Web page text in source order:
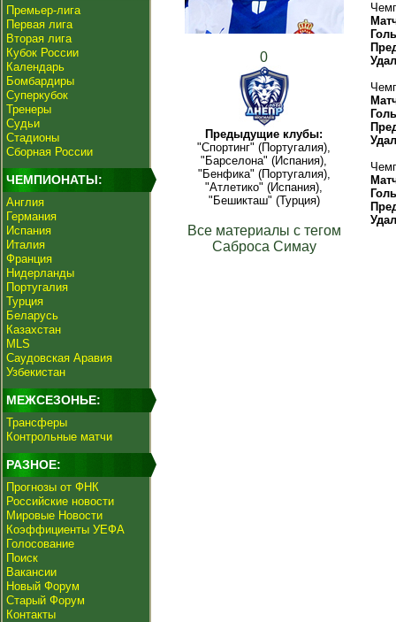
Премьер-лига
Первая лига
Вторая лига
Кубок России
Календарь
Бомбардиры
Суперкубок
Тренеры
Судьи
Стадионы
Сборная России
ЧЕМПИОНАТЫ:
Англия
Германия
Испания
Италия
Франция
Нидерланды
Португалия
Турция
Беларусь
Казахстан
MLS
Саудовская Аравия
Узбекистан
МЕЖСЕЗОНЬЕ:
Трансферы
Контрольные матчи
РАЗНОЕ:
Прогнозы от ФНК
Российские новости
Мировые Новости
Коэффициенты УЕФА
Голосование
Поиск
Вакансии
Новый Форум
Старый Форум
Контакты
0
Предыдущие клубы:
"Спортинг" (Португалия),
"Барселона" (Испания),
"Бенфика" (Португалия),
"Атлетико" (Испания),
"Бешикташ" (Турция)
Все материалы с тегом
Саброса Симау